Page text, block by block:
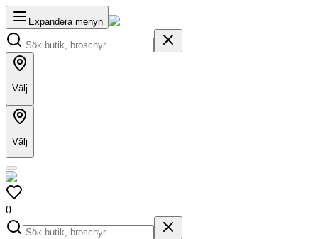
Expandera menyn
Välj
Välj
0